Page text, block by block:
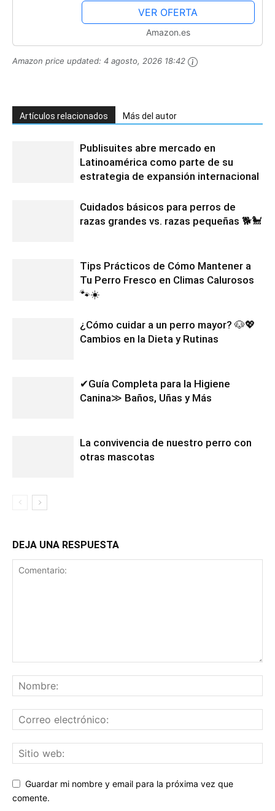
423mg | Prima Calidad
VER OFERTA
Amazon.es
Amazon price updated: 4 agosto, 2026 18:42
Artículos relacionados Más del autor
Publisuites abre mercado en
Latinoamérica como parte de su
estrategia de expansión internacional
Cuidados básicos para perros de
razas grandes vs. razas pequeñas 🐕🐩
Tips Prácticos de Cómo Mantener a
Tu Perro Fresco en Climas Calurosos
🐾☀️
¿Cómo cuidar a un perro mayor? 🐶💖
Cambios en la Dieta y Rutinas
✔Guía Completa para la Higiene
Canina≫ Baños, Uñas y Más
La convivencia de nuestro perro con
otras mascotas
DEJA UNA RESPUESTA
Guardar mi nombre y email para la próxima vez que
comente.